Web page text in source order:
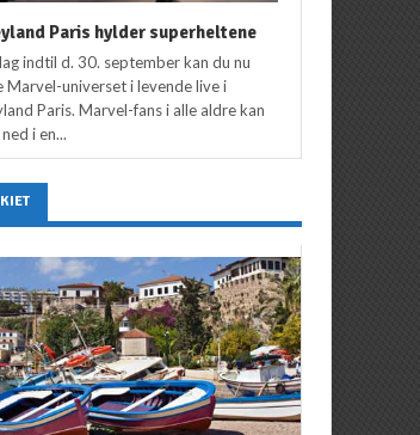
Paris hylder superheltene
indtil d. 30. september kan du nu
Marvel-universet i levende live i
Paris. Marvel-fans i alle aldre kan
i en...